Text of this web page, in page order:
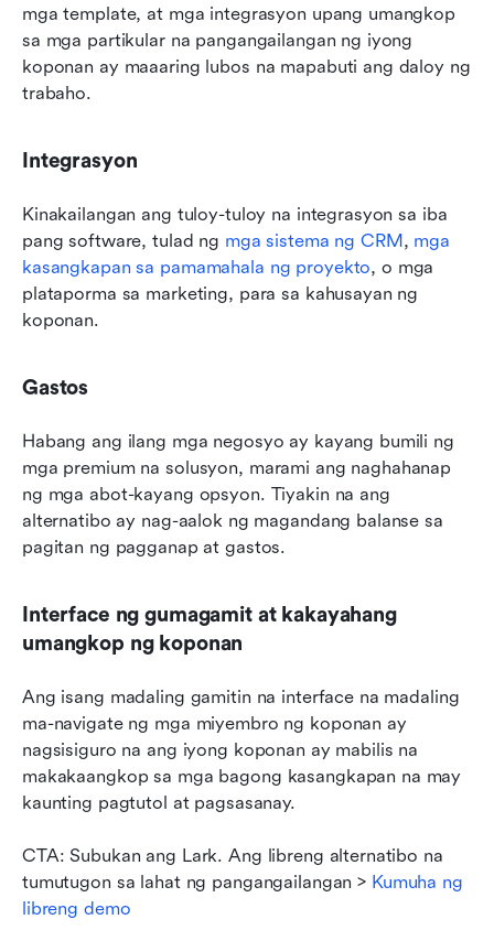
mga template, at mga integrasyon upang umangkop
sa mga partikular na pangangailangan ng iyong
koponan ay maaaring lubos na mapabuti ang daloy ng
trabaho.
Integrasyon
Kinakailangan ang tuloy-tuloy na integrasyon sa iba
pang software, tulad ng mga sistema ng CRM, mga
kasangkapan sa pamamahala ng proyekto, o mga
plataporma sa marketing, para sa kahusayan ng
koponan.
Gastos
Habang ang ilang mga negosyo ay kayang bumili ng
mga premium na solusyon, marami ang naghahanap
ng mga abot-kayang opsyon. Tiyakin na ang
alternatibo ay nag-aalok ng magandang balanse sa
pagitan ng pagganap at gastos.
Interface ng gumagamit at kakayahang
umangkop ng koponan
Ang isang madaling gamitin na interface na madaling
ma-navigate ng mga miyembro ng koponan ay
nagsisiguro na ang iyong koponan ay mabilis na
makakaangkop sa mga bagong kasangkapan na may
kaunting pagtutol at pagsasanay.
CTA: Subukan ang Lark. Ang libreng alternatibo na
tumutugon sa lahat ng pangangailangan > Kumuha ng
libreng demo